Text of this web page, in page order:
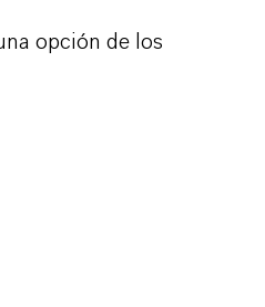
opción de los